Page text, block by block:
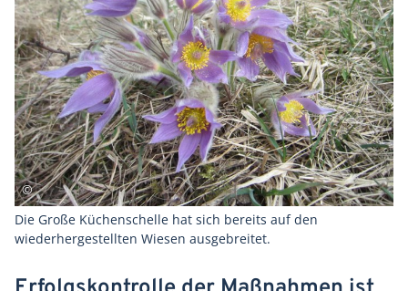
Die Große Küchenschelle hat sich bereits auf den
wiederhergestellten Wiesen ausgebreitet.